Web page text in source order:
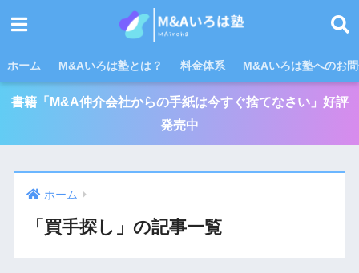
ホーム M&Aいろは塾とは？ 料金体系 M&Aいろは塾へのお
書籍「M&A仲介会社からの手紙は今すぐ捨てなさい」好評
発売中
ホーム
「買手探し」の記事一覧